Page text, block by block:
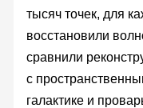
тысяч точек, для
восстановили
сравнили
с
галактике и